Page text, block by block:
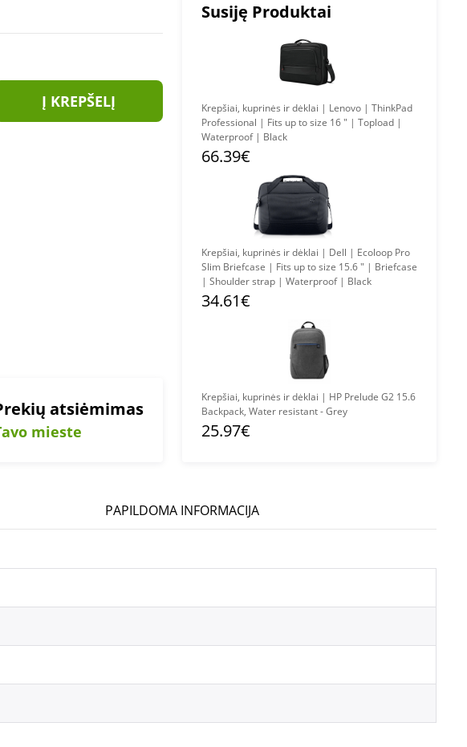
Į KREPŠELĮ
atsiėmimas
mieste
Susiję Produktai
Krepšiai, kuprinės ir dėklai | Lenovo | ThinkPad
Professional | Fits up to size 16 " | Topload |
Waterproof | Black
66.39€
Krepšiai, kuprinės ir dėklai | Dell | Ecoloop Pro
Slim Briefcase | Fits up to size 15.6 " | Briefcase
| Shoulder strap | Waterproof | Black
34.61€
Krepšiai, kuprinės ir dėklai | HP Prelude G2 15.6
Backpack, Water resistant - Grey
25.97€
PAPILDOMA INFORMACIJA